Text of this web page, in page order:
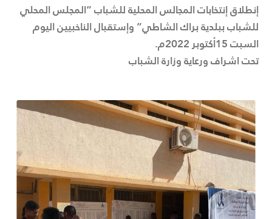
إنطلاق إنتخابات المجالس المحلية للشباب “المجلس المحلي
للشباب ببلدية براك الشاطي” وإستقبال الناخبيين اليوم
السبت 15أكتوبر 2022م.
تحت اشراف ورعاية وزارة الشباب